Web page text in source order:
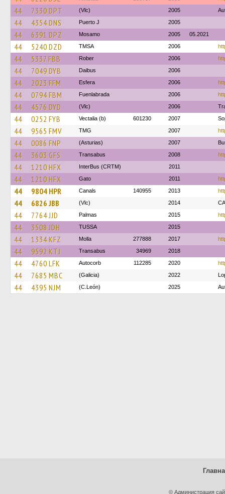
44 7330 DPT (Vlc) 2005
44 4354 DNS Puerto J 2005
44 6391 DPZ Mosamo 2005 05.2021
44 5240 DZD TMSA 2006
44 5337 FBB Rober 2006
44 7049 DYB Daibus 2006
44 2023 FFM Esfera 2006
44 0794 FBM Fuenlabrada 2006
44 4576 DYD (Vlc) 2006
44 0252 FYB Vectalia (b) 601230 2007
44 9565 FMV TMG 2007
44 0086 FNP (Asturias) 2007
44 3603 GFS Transabus 2008
44 1210 HFX InterBus (CRTM) 2011
44 1210 HFX Gato 2011
44 9804 HPR Canals 140955 2013
44 6826 JBB (Vlc) 2014
44 7764 JJD Palmas 2015
44 3508 JDH TUSSA 2015
44 1334 KFZ Molla 277888 2017
44 9592 KTJ Transabus 34969 2018
44 4760 LFK Autocorb 112285 2020
44 7685 MBC (Galicia) 2022
44 4395 NJM (C.León) 2025
© Администрация